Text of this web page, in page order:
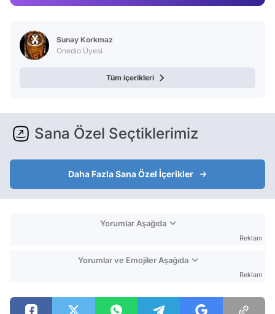
Sunay Korkmaz
Onedio Üyesi
Tüm içerikleri
Sana Özel Seçtiklerimiz
Daha Fazla Sana Özel İçerikler
Yorumlar Aşağıda
Reklam
Yorumlar ve Emojiler Aşağıda
Reklam